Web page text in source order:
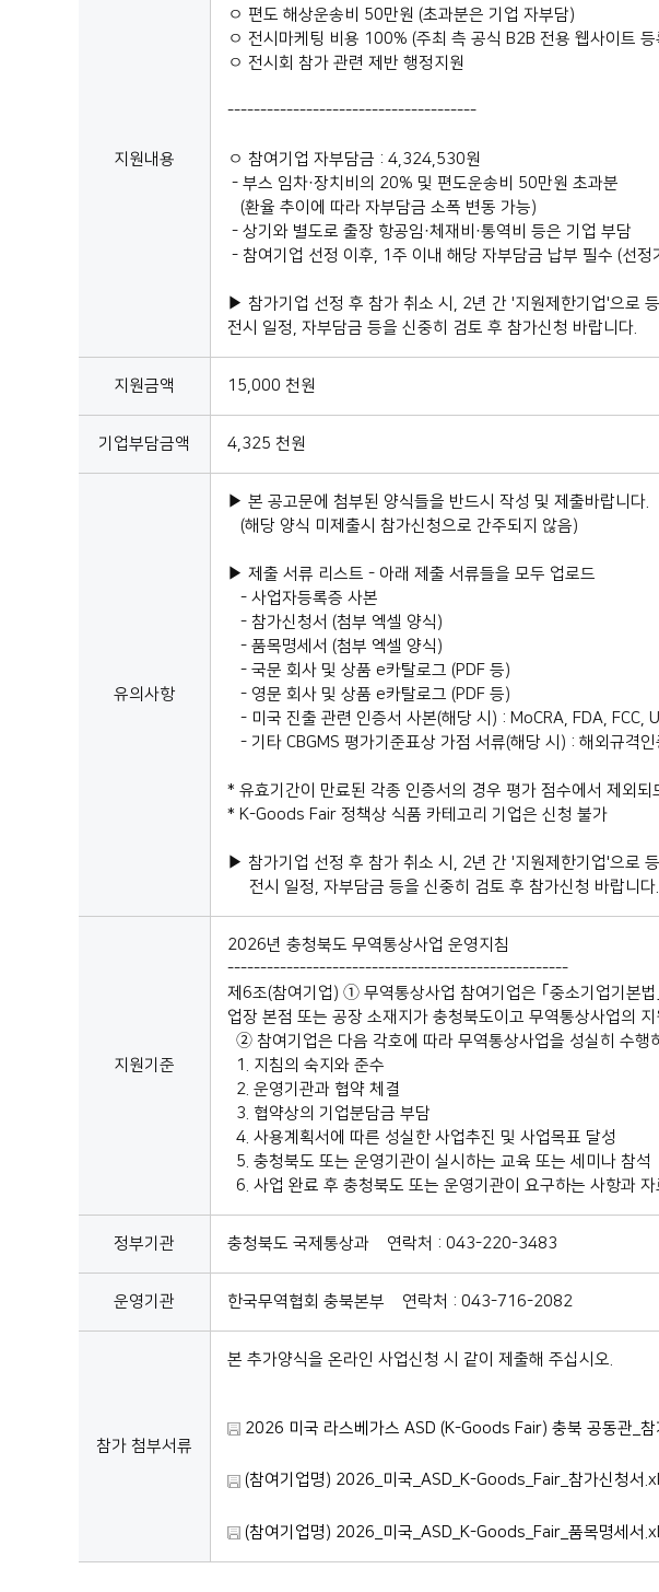
지원내용
ㅇ 편도 해상운송비 50만원 (초과분은 기업 자부담)
ㅇ 전시마케팅 비용 100% (주최 측 공식 B2B 전용 웹사이트
ㅇ 전시회 참가 관련 제반 행정지원
--------------------------------------
ㅇ 참여기업 자부담금 : 4,324,530원
- 부스 임차·장치비의 20% 및 편도운송비 50만원 초과분
(환율 추이에 따라 자부담금 소폭 변동 가능)
- 상기와 별도로 출장 항공임·체재비·통역비 등은 기업 부담
- 참여기업 선정 이후, 1주 이내 해당 자부담금 납부 필수 (선
▶ 참가기업 선정 후 참가 취소 시, 2년 간 '지원제한기업'으로
전시 일정, 자부담금 등을 신중히 검토 후 참가신청 바랍니다.
지원금액 15,000 천원
기업부담금액 4,325 천원
유의사항
▶ 본 공고문에 첨부된 양식들을 반드시 작성 및 제출바랍니다.
(해당 양식 미제출시 참가신청으로 간주되지 않음)
▶ 제출 서류 리스트 - 아래 제출 서류들을 모두 업로드
- 사업자등록증 사본
- 참가신청서 (첨부 엑셀 양식)
- 품목명세서 (첨부 엑셀 양식)
- 국문 회사 및 상품 e카탈로그 (PDF 등)
- 영문 회사 및 상품 e카탈로그 (PDF 등)
- 미국 진출 관련 인증서 사본(해당 시) : MoCRA, FDA, FCC,
- 기타 CBGMS 평가기준표상 가점 서류(해당 시) : 해외규격
* 유효기간이 만료된 각종 인증서의 경우 평가 점수에서 제외되
* K-Goods Fair 정책상 식품 카테고리 기업은 신청 불가
▶ 참가기업 선정 후 참가 취소 시, 2년 간 '지원제한기업'으로
전시 일정, 자부담금 등을 신중히 검토 후 참가신청 바랍니다.
지원기준
2026년 충청북도 무역통상사업 운영지침
----------------------------------------------------
제6조(참여기업) ➀ 무역통상사업 참여기업은 ｢중소기업기본
업장 본점 또는 공장 소재지가 충청북도이고 무역통상사업의
➁ 참여기업은 다음 각호에 따라 무역통상사업을 성실히 수행
1. 지침의 숙지와 준수
2. 운영기관과 협약 체결
3. 협약상의 기업분담금 부담
4. 사용계획서에 따른 성실한 사업추진 및 사업목표 달성
5. 충청북도 또는 운영기관이 실시하는 교육 또는 세미나 참석
6. 사업 완료 후 충청북도 또는 운영기관이 요구하는 사항과
정부기관 충청북도 국제통상과 연락처 : 043-220-3483
운영기관 한국무역협회 충북본부 연락처 : 043-716-2082
참가 첨부서류
본 추가양식을 온라인 사업신청 시 같이 제출해 주십시오.
2026 미국 라스베가스 ASD (K-Goods Fair) 충북 공동관_
(참여기업명) 2026_미국_ASD_K-Goods_Fair_참가신청서
(참여기업명) 2026_미국_ASD_K-Goods_Fair_품목명세서